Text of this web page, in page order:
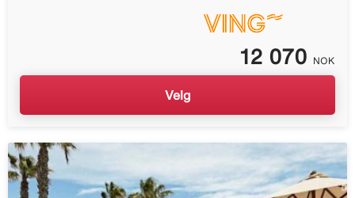
12 070 NOK
Velg